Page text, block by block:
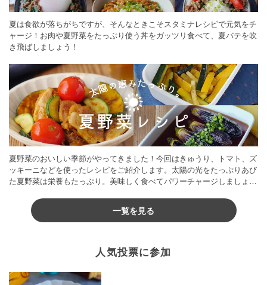
夏は食欲が落ちがちですが、そんなときこそスタミナレシピで元気をチ
ャージ！お肉や夏野菜をたっぷり使う丼をガッツリ食べて、夏バテを吹
き飛ばしましょう！
夏野菜のおいしい季節がやってきました！今回はきゅうり、トマト、ズ
ッキーニなどを使ったレシピをご紹介します。太陽の光をたっぷりあび
た夏野菜は栄養もたっぷり。美味しく食べてパワーチャージしましょう
一覧を見る
人気投票に参加